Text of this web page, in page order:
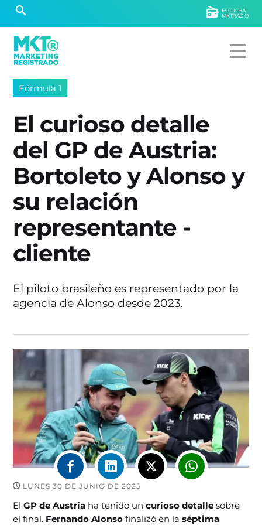
ESCUCHÁ
MKTRADIO
Fórmula 1
El curioso detalle
del GP de Austria:
Bortoleto y Alonso y
su relación
representante -
cliente
El piloto brasileño es representado por la
agencia de Alonso desde 2023.
LUNES 30 DE JUNIO DE 2025
ElGP de Austria ha tenido uncurioso detalle sobre
el final. Fernando Alonso finalizó en laséptima